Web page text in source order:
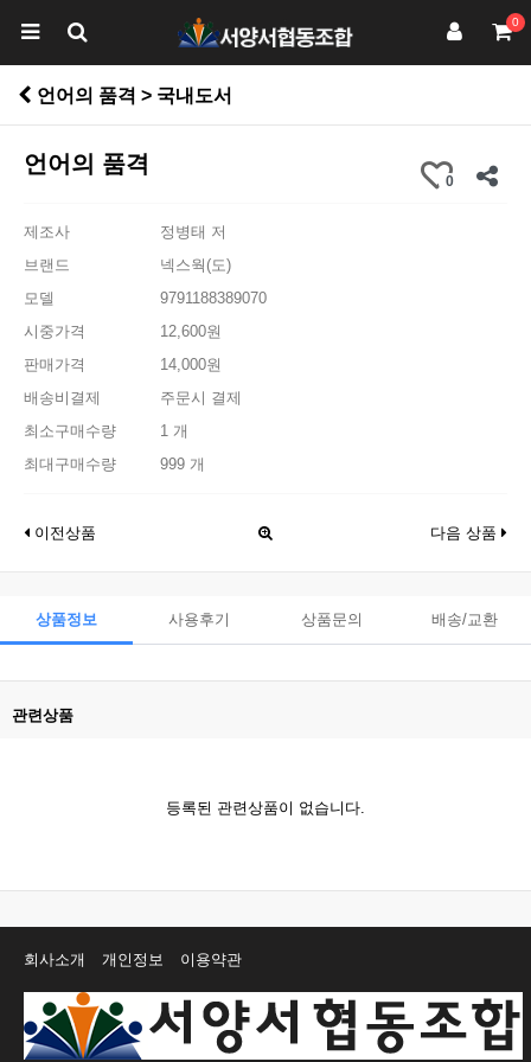
0
언어의 품격 > 국내도서
언어의 품격
0
제조사
정병태 저
브랜드
넥스웍(도)
모델
9791188389070
시중가격
12,600원
판매가격
14,000원
배송비결제
주문시 결제
최소구매수량
1 개
최대구매수량
999 개
이전상품 다음 상품
상품정보 사용후기 상품문의 배송/교환
관련상품
등록된 관련상품이 없습니다.
회사소개 개인정보 이용약관